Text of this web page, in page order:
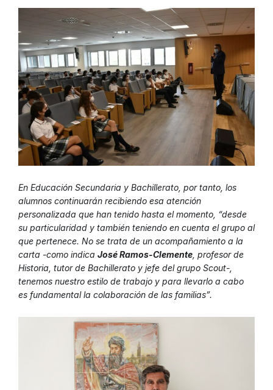
En Educación Secundaria y Bachillerato, por tanto, los
alumnos continuarán recibiendo esa atención
personalizada que han tenido hasta el momento, “desde
su particularidad y también teniendo en cuenta el grupo al
que pertenece. No se trata de un acompañamiento a la
carta -como indica José Ramos-Clemente , profesor de
Historia, tutor de Bachillerato y jefe del grupo Scout-,
tenemos nuestro estilo de trabajo y para llevarlo a cabo
es fundamental la colaboración de las familias”.